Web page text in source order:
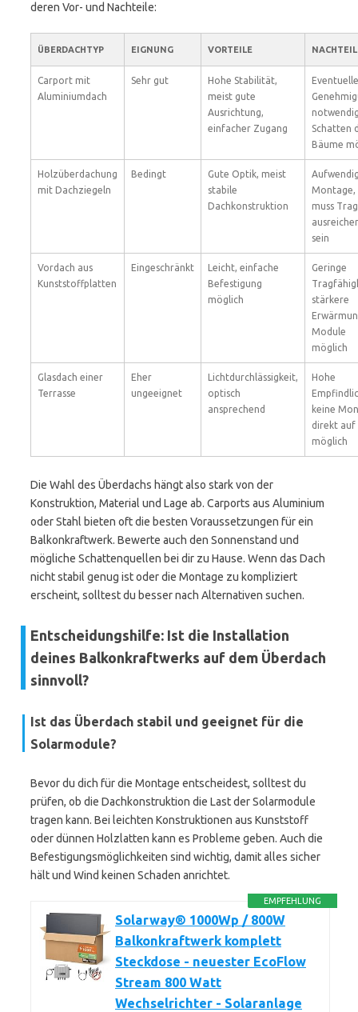
deren Vor- und Nachteile:
ÜBERDACHTYP EIGNUNG VORTEILE
Carport mit
Aluminiumdach
Sehr gut
Hohe Stabilität,
meist gute
Ausrichtung,
einfacher Zugang
Eventuelle
Schatten
Bäume
Holzüberdachung
mit Dachziegeln
Bedingt
Gute Optik, meist
stabile
Dachkonstruktion
Montage,
muss
sein
Vordach aus
Kunststoffplatten
Eingeschränkt
Leicht, einfache
Befestigung
möglich
Geringe
stärkere
Module
möglich
Glasdach einer
Terrasse
Eher
ungeeignet
Lichtdurchlässigkeit,
optisch
ansprechend
Hohe
keine
direkt auf
möglich
Die Wahl des Überdachs hängt also stark von der
Konstruktion, Material und Lage ab. Carports aus Aluminium
oder Stahl bieten oft die besten Voraussetzungen für ein
Balkonkraftwerk. Bewerte auch den Sonnenstand und
mögliche Schattenquellen bei dir zu Hause. Wenn das Dach
nicht stabil genug ist oder die Montage zu kompliziert
erscheint, solltest du besser nach Alternativen suchen.
Entscheidungshilfe: Ist die Installation
deines Balkonkraftwerks auf dem Überdach
sinnvoll?
Ist das Überdach stabil und geeignet für die
Solarmodule?
Bevor du dich für die Montage entscheidest, solltest du
prüfen, ob die Dachkonstruktion die Last der Solarmodule
tragen kann. Bei leichten Konstruktionen aus Kunststoff
oder dünnen Holzlatten kann es Probleme geben. Auch die
Befestigungsmöglichkeiten sind wichtig, damit alles sicher
hält und Wind keinen Schaden anrichtet.
EMPFEHLUNG
Solarway® 1000Wp / 800W
Balkonkraftwerk komplett
Steckdose - neuester EcoFlow
Stream 800 Watt
Wechselrichter - Solaranlage